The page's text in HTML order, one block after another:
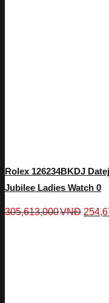
Rolex 126234BKDJ
Jubilee Ladies Watch 0
305,613,000VNĐ